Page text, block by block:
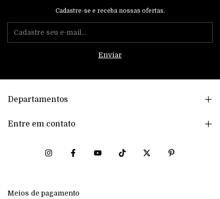
Cadastre-se e receba nossas ofertas.
Departamentos
Entre em contato
Meios de pagamento